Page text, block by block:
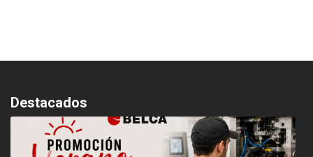
Destacados